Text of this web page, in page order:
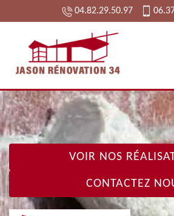
04.82.29.50.97
VOIR NOS
CONTACTEZ